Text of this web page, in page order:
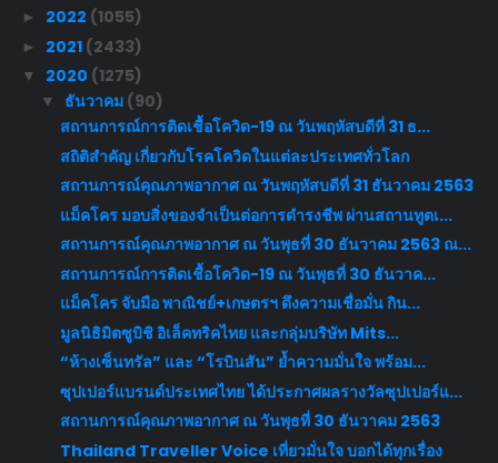
► 2022 (1055)
► 2021 (2433)
▼ 2020 (1275)
▼ ธันวาคม (90)
สถานการณ์การติดเชื้อโควิด-19 ณ วันพฤหัสบดีที่ 31 ธ...
สถิติสำคัญ เกี่ยวกับโรคโควิดในแต่ละประเทศทั่วโลก
สถานการณ์คุณภาพอากาศ ณ วันพฤหัสบดีที่ 31 ธันวาคม 2563
แม็คโคร มอบสิ่งของจำเป็นต่อการดำรงชีพ ผ่านสถานทูตเ...
สถานการณ์คุณภาพอากาศ ณ วันพุธที่ 30 ธันวาคม 2563 ณ...
สถานการณ์การติดเชื้อโควิด-19 ณ วันพุธที่ 30 ธันวาค...
แม็คโคร จับมือ พาณิชย์+เกษตรฯ ดึงความเชื่อมั่น กิน...
มูลนิธิมิตซูบิชิ อิเล็คทริคไทย และกลุ่มบริษัท Mits...
“ห้างเซ็นทรัล” และ “โรบินสัน” ย้ำความมั่นใจ พร้อม...
ซุปเปอร์แบรนด์ประเทศไทย ได้ประกาศผลรางวัลซุปเปอร์แ...
สถานการณ์คุณภาพอากาศ ณ วันพุธที่ 30 ธันวาคม 2563
Thailand Traveller Voice เที่ยวมั่นใจ บอกได้ทุกเรื่อง